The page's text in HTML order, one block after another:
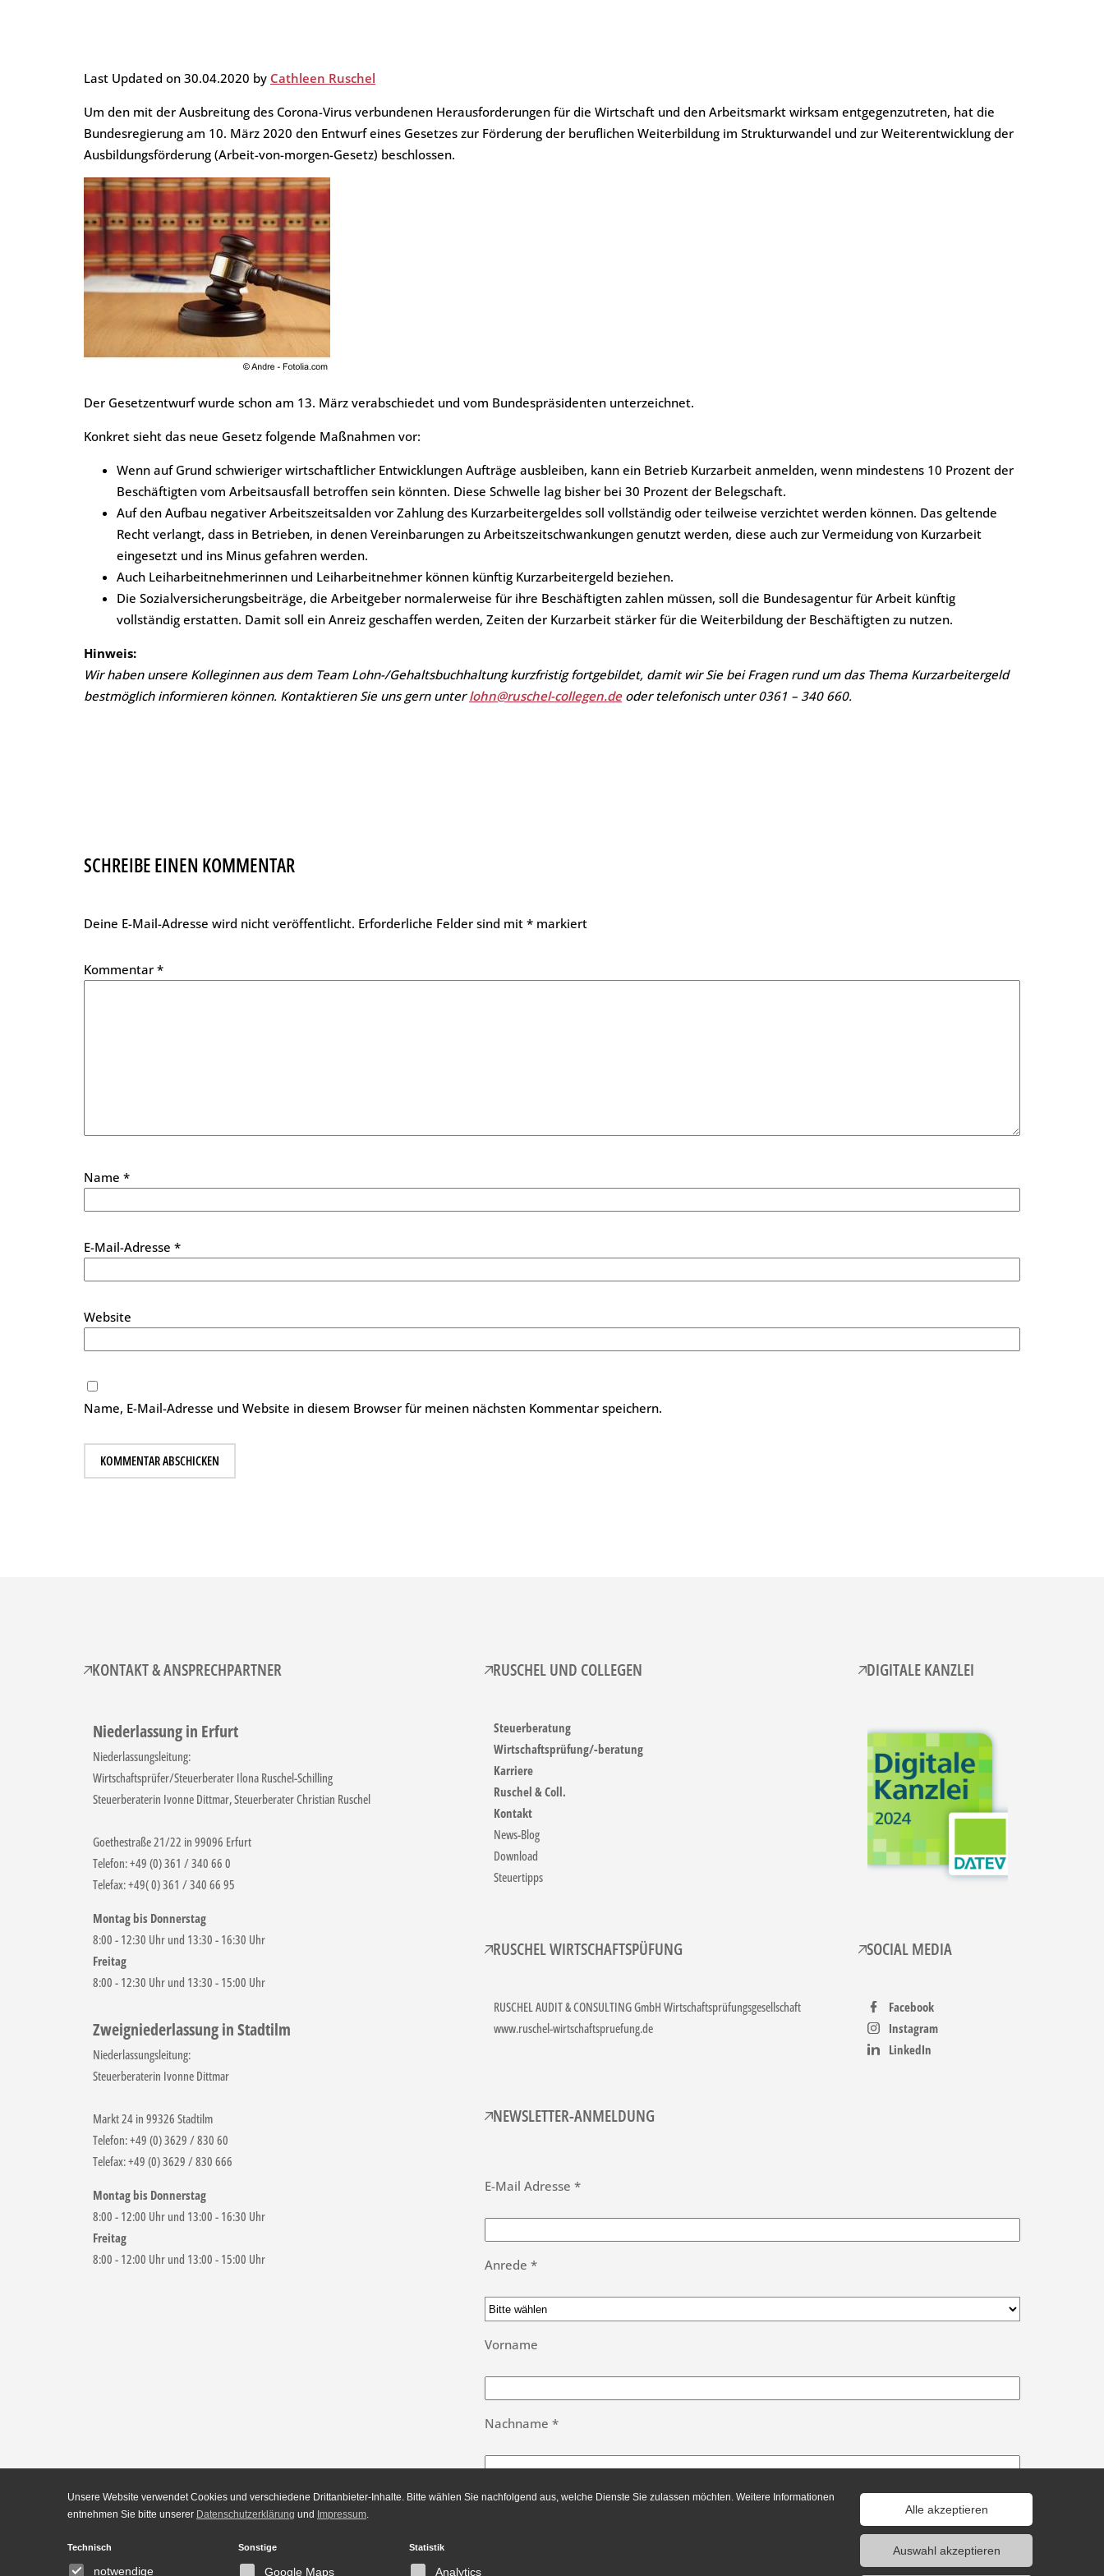
Jahresabschluss
Referenzen
e-Rechnung
Last Updated on 30.04.2020 by Cathleen Ruschel
Um den mit der Ausbreitung des Corona-Virus verbundenen Herausforderungen für die Wirtschaft und den Arbeitsmarkt wirksam entgegenzutreten, hat die
Bundesregierung am 10. März 2020 den Entwurf eines Gesetzes zur Förderung der beruflichen Weiterbildung im Strukturwandel und zur Weiterentwicklung der
Ausbildungsförderung (Arbeit-von-morgen-Gesetz) beschlossen.
Der Gesetzentwurf wurde schon am 13. März verabschiedet und vom Bundespräsidenten unterzeichnet.
Konkret sieht das neue Gesetz folgende Maßnahmen vor:
Wenn auf Grund schwieriger wirtschaftlicher Entwicklungen Aufträge ausbleiben, kann ein Betrieb Kurzarbeit anmelden, wenn mindestens 10 Prozent der
Beschäftigten vom Arbeitsausfall betroffen sein könnten. Diese Schwelle lag bisher bei 30 Prozent der Belegschaft.
Auf den Aufbau negativer Arbeitszeitsalden vor Zahlung des Kurzarbeitergeldes soll vollständig oder teilweise verzichtet werden können. Das geltende
Recht verlangt, dass in Betrieben, in denen Vereinbarungen zu Arbeitszeitschwankungen genutzt werden, diese auch zur Vermeidung von Kurzarbeit
eingesetzt und ins Minus gefahren werden.
Auch Leiharbeitnehmerinnen und Leiharbeitnehmer können künftig Kurzarbeitergeld beziehen.
Die Sozialversicherungsbeiträge, die Arbeitgeber normalerweise für ihre Beschäftigten zahlen müssen, soll die Bundesagentur für Arbeit künftig
vollständig erstatten. Damit soll ein Anreiz geschaffen werden, Zeiten der Kurzarbeit stärker für die Weiterbildung der Beschäftigten zu nutzen.
Hinweis:
Wir haben unsere Kolleginnen aus dem Team Lohn-/Gehaltsbuchhaltung kurzfristig fortgebildet, damit wir Sie bei Fragen rund um das Thema Kurzarbeitergeld
bestmöglich informieren können. Kontaktieren Sie uns gern unterlohn@ruschel-collegen.deoder telefonisch unter 0361 – 340 660.
SCHREIBE EINEN KOMMENTAR
Deine E-Mail-Adresse wird nicht veröffentlicht. Erforderliche Felder sind mit * markiert
Kommentar *
Name *
E-Mail-Adresse *
Website
Name, E-Mail-Adresse und Website in diesem Browser für meinen nächsten Kommentar speichern.
KONTAKT & ANSPRECHPARTNER
Niederlassung in Erfurt
Niederlassungsleitung:
Wirtschaftsprüfer/Steuerberater Ilona Ruschel-Schilling
Steuerberaterin Ivonne Dittmar, Steuerberater Christian Ruschel
Goethestraße 21/22 in 99096 Erfurt
Telefon: +49 (0) 361 / 340 66 0
Telefax: +49( 0) 361 / 340 66 95
Montag bis Donnerstag
8:00 - 12:30 Uhr und 13:30 - 16:30 Uhr
Freitag
8:00 - 12:30 Uhr und 13:30 - 15:00 Uhr
Zweigniederlassung in Stadtilm
Niederlassungsleitung:
Steuerberaterin Ivonne Dittmar
Markt 24 in 99326 Stadtilm
Telefon: +49 (0) 3629 / 830 60
Telefax: +49 (0) 3629 / 830 666
Montag bis Donnerstag
8:00 - 12:00 Uhr und 13:00 - 16:30 Uhr
Freitag
8:00 - 12:00 Uhr und 13:00 - 15:00 Uhr
RUSCHEL UND COLLEGEN
Steuerberatung
Wirtschaftsprüfung/-beratung
Karriere
Ruschel & Coll.
Kontakt
News-Blog
Download
Steuertipps
DIGITALE KANZLEI
RUSCHEL WIRTSCHAFTSPÜFUNG
RUSCHEL AUDIT & CONSULTING GmbH Wirtschaftsprüfungsgesellschaft
www.ruschel-wirtschaftspruefung.de
SOCIAL MEDIA
Facebook
Instagram
LinkedIn
NEWSLETTER-ANMELDUNG
E-Mail Adresse *
Anrede *
Vorname
Nachname *
Bitte
Ich habe die Datenschutzbestimmungen gelesen und akzeptiert. *
Unsere Website verwendet Cookies und verschiedene Drittanbieter-Inhalte. Bitte wählen Sie nachfolgend aus, welche Dienste Sie zulassen möchten. Weitere Informationen
entnehmen Sie bitte unserer Datenschutzerklärung und Impressum.
Technisch
notwendige
Sonstige
Google Maps
Statistik
Analytics
Alle akzeptieren
Auswahl akzeptieren